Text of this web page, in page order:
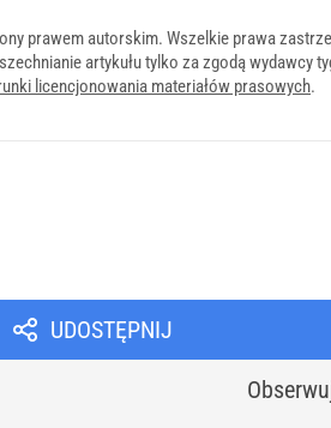
prawem autorskim. Wszelkie prawa
artykułu tylko za zgodą wydawcy
licencjonowania materiałów prasowych.
UDOSTĘPNIJ